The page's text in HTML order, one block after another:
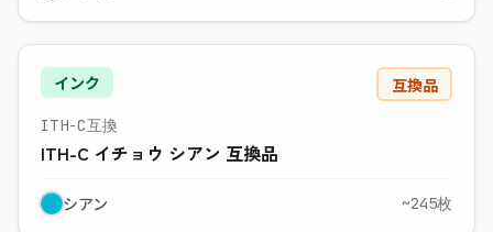
インク 互換品
ITH-C互換
ITH-C イチョウ シアン 互換品
シアン ~245枚